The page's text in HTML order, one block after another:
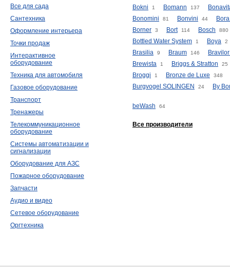
Bokni
1 Bomann 137
Bonomini
81 Bonvini 44
Borner
3 Bort 114 Bosch 880
Bottled Water System 1 Boya 2
Brasilia 9 Braum 146
Brewista
1 Briggs & Stratton 25
Broggi 1 Bronze de Luxe 348
Burgvogel SOLINGEN 24 By
beWash 64
Все производители
Все для сада
Сантехника
Оформление интерьера
Точки продаж
Интерактивное
оборудование
Техника для автомобиля
Газовое оборудование
Транспорт
Тренажеры
Телекоммуникационное
оборудование
Системы автоматизации и
сигнализации
Оборудование для АЗС
Пожарное оборудование
Запчасти
Аудио и видео
Сетевое оборудование
Оргтехника